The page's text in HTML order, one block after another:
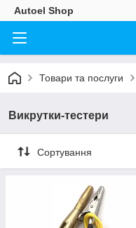
Autoel Shop
Товари та послуги
Викрутки-тестери
Сортування